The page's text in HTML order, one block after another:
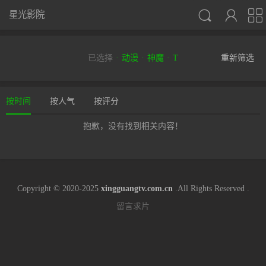



星光影院
已选择 动漫 神魔 T 重新筛选
按时间 按人气 按评分
抱歉，没有找到相关内容！
Copyright © 2020-2025 xingguangtv.com.cn.All Rights Reserved .
留言求片